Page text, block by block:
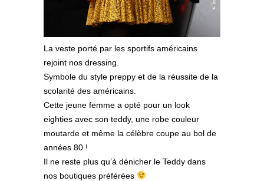
La veste porté par les sportifs américains
rejoint nos dressing.
Symbole du style preppy et de la réussite de la
scolarité des américains.
Cette jeune femme a opté pour un look
eighties avec son teddy, une robe couleur
moutarde et même la célèbre coupe au bol de
années 80 !
Il ne reste plus qu’à dénicher le Teddy dans
nos boutiques préférées